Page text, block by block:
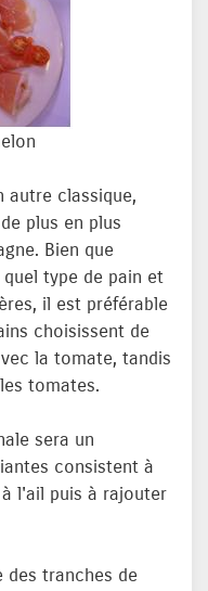
autre classique,
plus en plus
Bien que
type de pain et
il est préférable
choisissent de
la tomate, tandis
tomates.
sera un
consistent à
l'ail puis à rajouter
des tranches de